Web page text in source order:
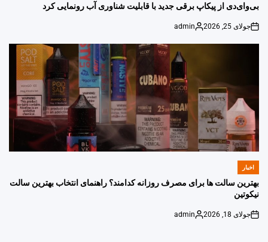
بی‌وای‌دی از پیکاپ برقی جدید با قابلیت شناوری آب رونمایی کرد
on
جولای 25, 2026
Posted
admin
POSTED
اخبار
بهترین سالت ها برای مصرف روزانه کدامند؟ راهنمای انتخاب بهترین سالت
نیکوتین
on
جولای 18, 2026
Posted
admin